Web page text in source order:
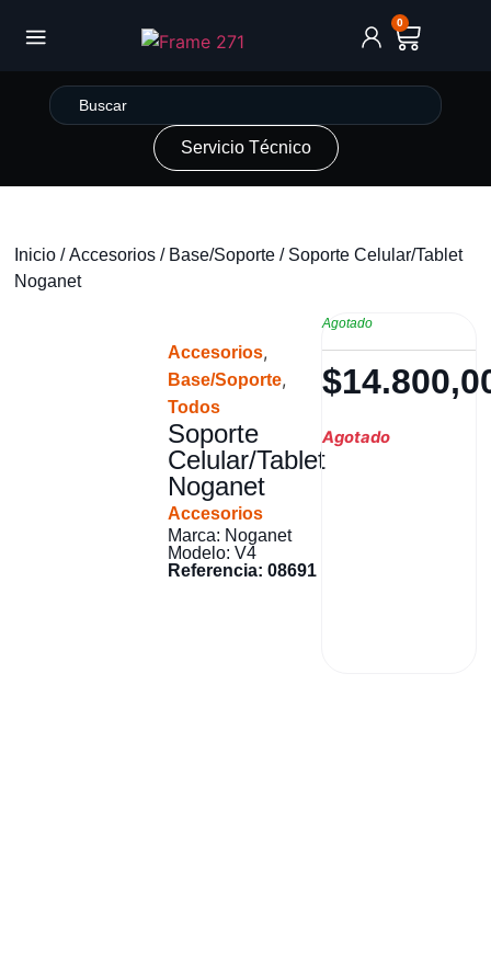
0
Servicio Técnico
Inicio /Accesorios / Base/Soporte / Soporte Celular/Tablet
Noganet
Accesorios,
Base/Soporte,
Todos
Soporte
Celular/Tablet
Noganet
Accesorios
Marca: Noganet
Modelo: V4
Referencia: 08691
Agotado
$
Agotado